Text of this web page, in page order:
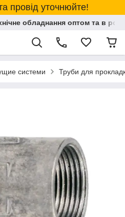
провід уточнюйте!
обладнання оптом та в
системи Труби для